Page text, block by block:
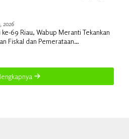
2026
ke-69 Riau, Wabup Meranti Tekankan
Fiskal dan Pemerataan